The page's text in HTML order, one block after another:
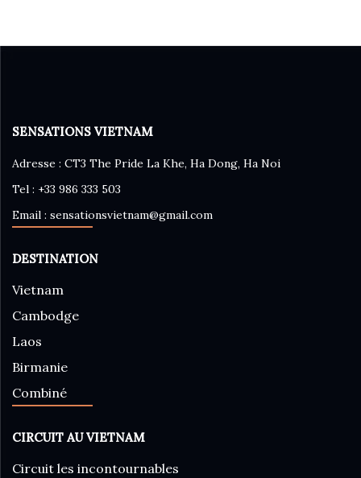
SENSATIONS VIETNAM
Adresse : CT3 The Pride La Khe, Ha Dong, Ha Noi
Tel : +33 986 333 503
Email : sensationsvietnam@gmail.com
DESTINATION
Vietnam
Cambodge
Laos
Birmanie
Combiné
CIRCUIT AU VIETNAM
Circuit les incontournables